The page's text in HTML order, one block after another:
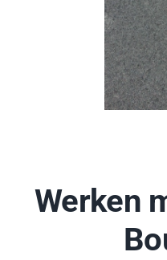
Werken